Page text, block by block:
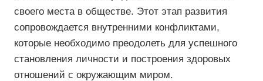
своего места в обществе. Этот этап развития
сопровождается внутренними конфликтами,
которые необходимо преодолеть для успешного
становления личности и построения здоровых
отношений с окружающим миром.